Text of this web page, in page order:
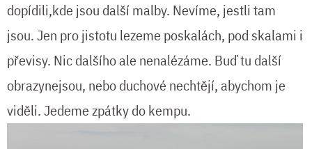
dopídili,kde jsou další malby. Nevíme, jestli tam
jsou. Jen pro jistotu lezeme poskalách, pod skalami i
převisy. Nic dalšího ale nenalézáme. Buď tu další
obrazynejsou, nebo duchové nechtějí, abychom je
viděli. Jedeme zpátky do kempu.